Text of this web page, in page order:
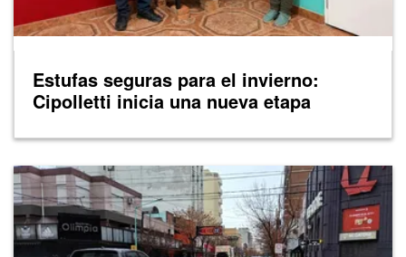
Estufas seguras para el invierno:
Cipolletti inicia una nueva etapa